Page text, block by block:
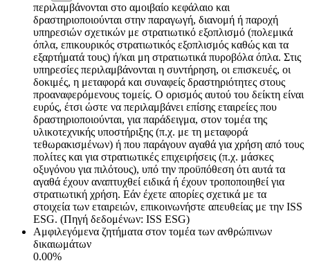
περιλαμβάνονται στο αμοιβαίο κεφάλαιο και
δραστηριοποιούνται στην παραγωγή, διανομή ή παροχή
υπηρεσιών σχετικών με στρατιωτικό εξοπλισμό (πολεμικά
όπλα, επικουρικός στρατιωτικός εξοπλισμός καθώς και τα
εξαρτήματά τους) ή/και μη στρατιωτικά πυροβόλα όπλα. Στις
υπηρεσίες περιλαμβάνονται η συντήρηση, οι επισκευές, οι
δοκιμές, η μεταφορά και συναφείς δραστηριότητες στους
προαναφερόμενους τομείς. Ο ορισμός αυτού του δείκτη είναι
ευρύς, έτσι ώστε να περιλαμβάνει επίσης εταιρείες που
δραστηριοποιούνται, για παράδειγμα, στον τομέα της
υλικοτεχνικής υποστήριξης (π.χ. με τη μεταφορά
τεθωρακισμένων) ή που παράγουν αγαθά για χρήση από τους
πολίτες και για στρατιωτικές επιχειρήσεις (π.χ. μάσκες
οξυγόνου για πιλότους), υπό την προϋπόθεση ότι αυτά τα
αγαθά έχουν αναπτυχθεί ειδικά ή έχουν τροποποιηθεί για
στρατιωτική χρήση. Εάν έχετε απορίες σχετικά με τα
στοιχεία των εταιρειών, επικοινωνήστε απευθείας με την ISS
ESG. (Πηγή δεδομένων: ISS ESG)
Αμφιλεγόμενα ζητήματα στον τομέα των ανθρώπινων
δικαιωμάτων
0.00%